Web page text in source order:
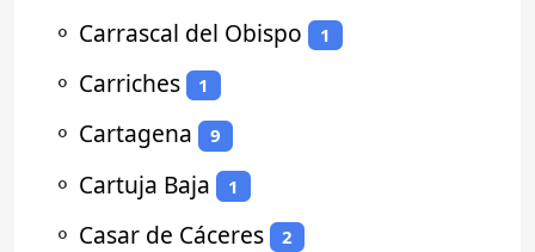
⚬ Carrascal del Obispo 1
⚬ Carriches 1
⚬ Cartagena 9
⚬ Cartuja Baja 1
⚬ Casar de Cáceres 2